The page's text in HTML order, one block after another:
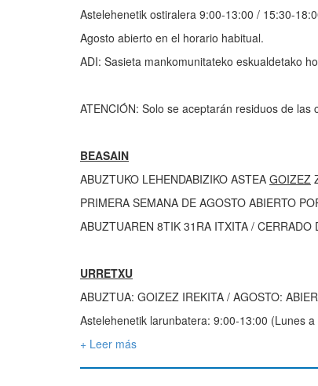
Astelehenetik ostiralera 9:00-13:00 / 15:30-
Agosto abierto en el horario habitual.
ADI: Sasieta mankomunitateko eskualdetako
ATENCIÓN: Solo se aceptarán residuos de
BEASAIN
ABUZTUKO LEHENDABIZIKO ASTEA GOIZEZ
PRIMERA SEMANA DE AGOSTO ABIERTO
ABUZTUAREN 8TIK 31RA ITXITA / CERRADO
URRETXU
ABUZTUA: GOIZEZ IREKITA / AGOSTO:
Astelehenetik larunbatera: 9:00-13:00 (Lunes a
+ Leer más